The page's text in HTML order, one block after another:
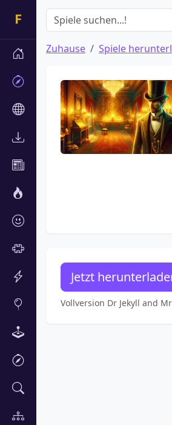
Zuhause Spiele
Jetzt
Vollversion Dr Jekyll and